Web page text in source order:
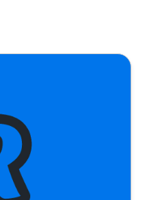
blocat?Afla cum îl
vu? Află de ce se